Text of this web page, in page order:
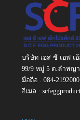
บริษัท เอส ซี เอฟ เ
99/9 หมู่ 5 ต.ลำพญ
มือถือ : 084-2192000,
อีเมล :